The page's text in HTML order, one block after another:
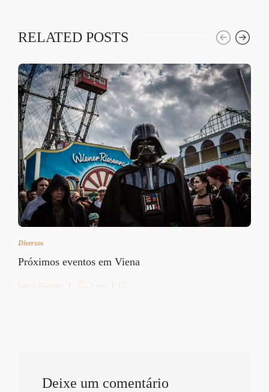
RELATED POSTS
Diversos
Próximos eventos em Viena
Letícia Diethelm 2 min
Deixe um comentário